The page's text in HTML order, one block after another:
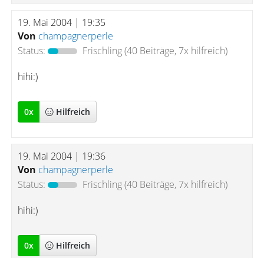
19. Mai 2004 | 19:35
Von champagnerperle
Status:
Frischling(40 Beiträge, 7x hilfreich)
hihi:)
0x Hilfreich
19. Mai 2004 | 19:36
Von champagnerperle
Status:
Frischling(40 Beiträge, 7x hilfreich)
hihi:)
0x Hilfreich